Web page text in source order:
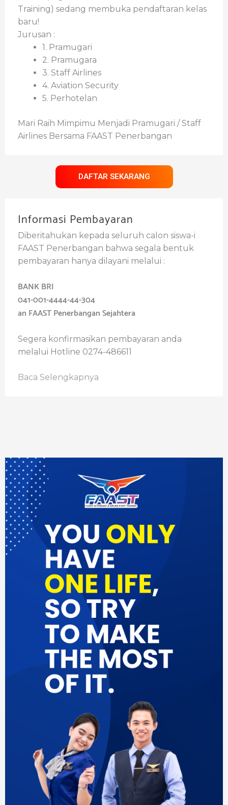
Training) sedang membuka pendaftaran kelas
baru!
Jurusan :
1. Pramugari
2. Pramugara
3. Staff Airlines
4. Aviation Security
5. Perhotelan
Mari Raih Mimpimu Menjadi Pramugari / Staff
Airlines Bersama FAAST Penerbangan
DAFTAR SEKARANG
Informasi Pembayaran
Diberitahukan kepada seluruh calon siswa-i
FAAST Penerbangan bahwa segala bentuk
pembayaran hanya dilayani melalui :
BANK BRI
041-001-4444-44-304
an FAAST Penerbangan Sejahtera
Segera konfirmasikan pembayaran anda
melalui Hotline 0274-486611
Baca Selengkapnya